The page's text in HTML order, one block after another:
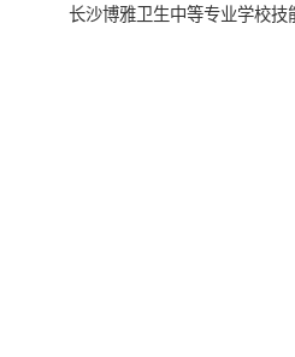
长沙博雅卫生中等专业学校